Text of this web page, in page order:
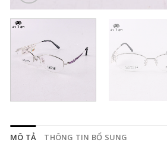
MÔ TẢ THÔNG TIN BỔ SUNG